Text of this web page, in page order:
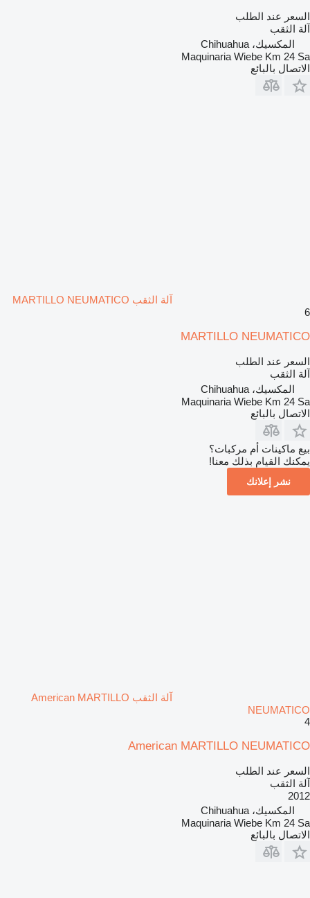
السعر عند الطلب
آلة الثقب
المكسيك، Chihuahua
Maquinaria Wiebe Km 24 Sa
الاتصال بالبائع
آلة الثقب MARTILLO NEUMATICO
6
MARTILLO NEUMATICO
السعر عند الطلب
آلة الثقب
المكسيك، Chihuahua
Maquinaria Wiebe Km 24 Sa
الاتصال بالبائع
بيع ماكينات أم مركبات؟
يمكنك القيام بذلك معنا!
نشر إعلانك
آلة الثقب American MARTILLO
NEUMATICO
4
American MARTILLO NEUMATICO
السعر عند الطلب
آلة الثقب
2012
المكسيك، Chihuahua
Maquinaria Wiebe Km 24 Sa
الاتصال بالبائع